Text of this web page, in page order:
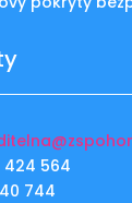
424 564
744